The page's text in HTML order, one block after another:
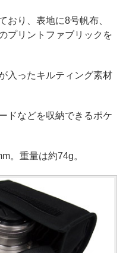
おり、表地に8号帆布、
プリントファブリックを
入ったキルティング素材
ドなどを収納できるポケ
。重量は約74g。